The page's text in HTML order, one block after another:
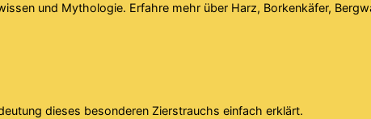
und Mythologie. Erfahre mehr über Harz, Borkenkäfer,
dieses besonderen Zierstrauchs einfach erklärt.